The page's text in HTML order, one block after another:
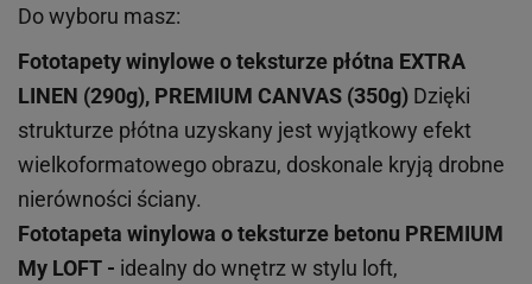
Do wyboru masz:
Fototapety winylowe oteksturze płótna EXTRA
LINEN (290g), PREMIUM CANVAS (350g) Dzięki
strukturze płótna uzyskany jest wyjątkowy efekt
wielkoformatowego obrazu, doskonale kryją drobne
nierówności ściany.
Fototapeta winylowa oteksturze betonu PREMIUM
My LOFT - idealny do wnętrz w stylu loft,